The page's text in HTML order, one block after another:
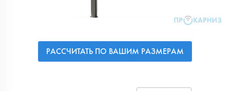
РАССЧИТАТЬ ПО ВАШИМ РАЗМЕРАМ